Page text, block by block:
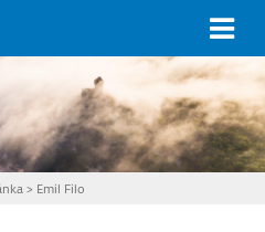
> Emil Filo